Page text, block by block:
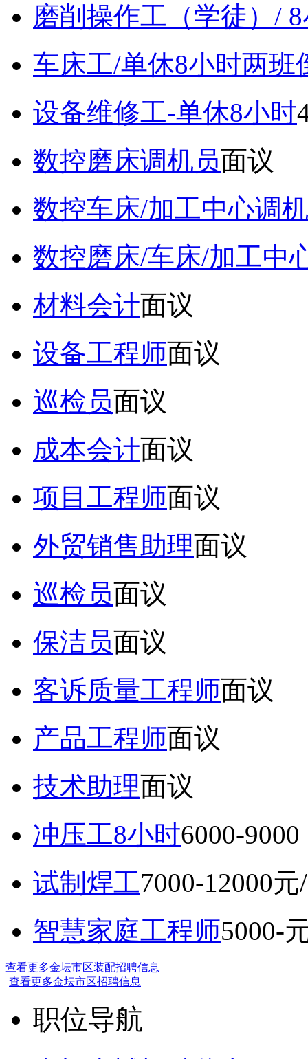
磨削操作工（学徒）/
车床工/单休8小时两班
设备维修工-单休8小时
数控磨床调机员面议
数控车床/加工中心调
数控磨床/车床/加工中
材料会计面议
设备工程师面议
巡检员面议
成本会计面议
项目工程师面议
外贸销售助理面议
巡检员面议
保洁员面议
客诉质量工程师面议
产品工程师面议
技术助理面议
冲压工8小时6000-
试制焊工7000-12000元
智慧家庭工程师5000-
查看更多金坛市区装配招聘信息
查看更多金坛市区招聘信息
职位导航